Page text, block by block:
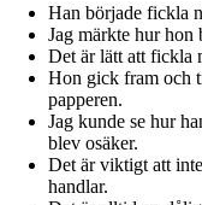
Han började fickla
Jag märkte hur hon
Det är lätt att fickla
Hon gick fram och
papperen.
Jag kunde se hur
blev osäker.
Det är viktigt att
handlar.